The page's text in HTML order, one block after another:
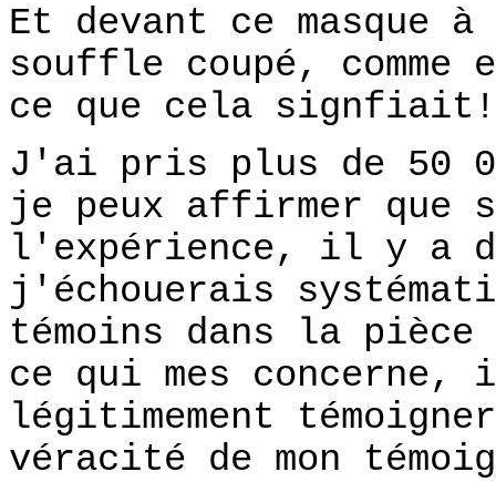
Et devant ce masque
souffle coupé, comme
ce que cela signfiait!
J'ai pris plus de 50
je peux affirmer que
l'expérience, il y a
j'échouerais
témoins dans la pièce
ce qui mes
légitimement
véracité de mon